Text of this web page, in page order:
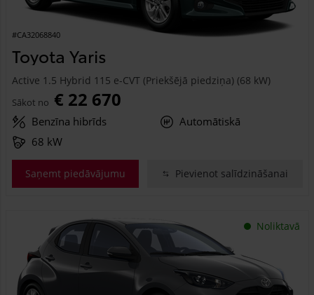
#CA32068840
Toyota Yaris
Active 1.5 Hybrid 115 e-CVT (Priekšējā piedziņa) (68 kW)
Sākot no € 22 670
Benzīna hibrīds
Automātiskā
68 kW
Saņemt piedāvājumu Pievienot salīdzināšanai
Noliktavā